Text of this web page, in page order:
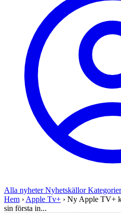
Alla nyheterNyhetskällor
Hem › Apple Tv+ › Ny Apple TV+
sin första in...